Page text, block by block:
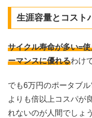
生涯容量とコスト
サイクル寿命が多い=
ーマンスに優れるわけ
でも6万円のポータブ
よりも倍以上コスパが
れないのが人間でしょう